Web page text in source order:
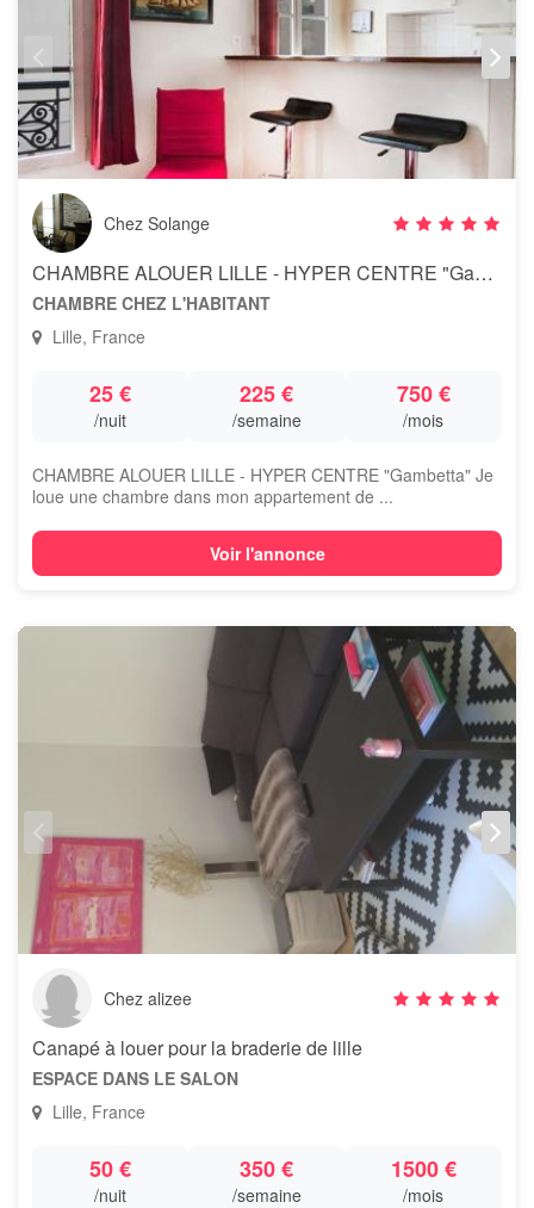
Chez Solange
CHAMBRE ALOUER LILLE - HYPER CENTRE "Gambetta"
CHAMBRE CHEZ L'HABITANT
Lille, France
25 €
/nuit
225 €
/semaine
750 €
/mois
CHAMBRE ALOUER LILLE - HYPER CENTRE "Gambetta" Je
loue une chambre dans mon appartement de ...
Voir l'annonce
Chez alizee
Canapé à louer pour la braderie de lille
ESPACE DANS LE SALON
Lille, France
50 €
/nuit
350 €
/semaine
1500 €
/mois